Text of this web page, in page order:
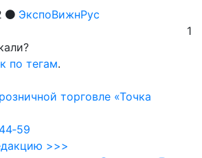
ЭкспоВижнРус
1
по тегам.
>>>